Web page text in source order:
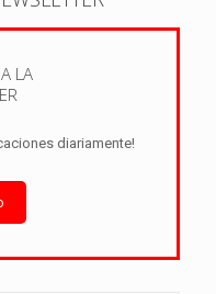
LA
diariamente!